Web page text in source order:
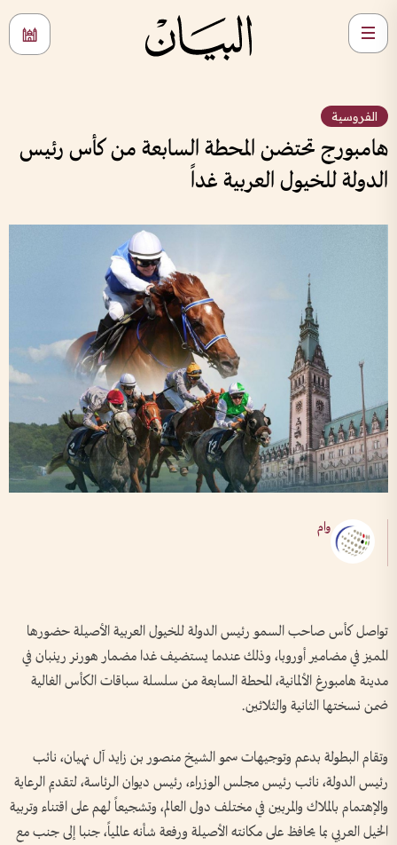
الفروسية
هامبورج تحتضن المحطة السابعة من كأس رئيس
الدولة للخيول العربية غداً
وام
تواصل كأس صاحب السمو رئيس الدولة للخيول العربية الأصيلة حضورها
المميز في مضامير أوروبا، وذلك عندما يستضيف غدا مضمار هورنر رينبان في
مدينة هامبورغ الألمانية، المحطة السابعة من سلسلة سباقات الكأس الغالية
ضمن نسختها الثانية والثلاثين.
وتقام البطولة بدعم وتوجيهات سمو الشيخ منصور بن زايد آل نهيان، نائب
رئيس الدولة، نائب رئيس مجلس الوزراء، رئيس ديوان الرئاسة، لتقديم الرعاية
والإهتمام بالملاك والمربين في مختلف دول العالم، وتشجيعاً لهم على اقتناء وتربية
الخيل العربي بما يحافظ على مكانته الأصيلة ورفعة شأنه عالمياً، جنبا إلى جنب مع